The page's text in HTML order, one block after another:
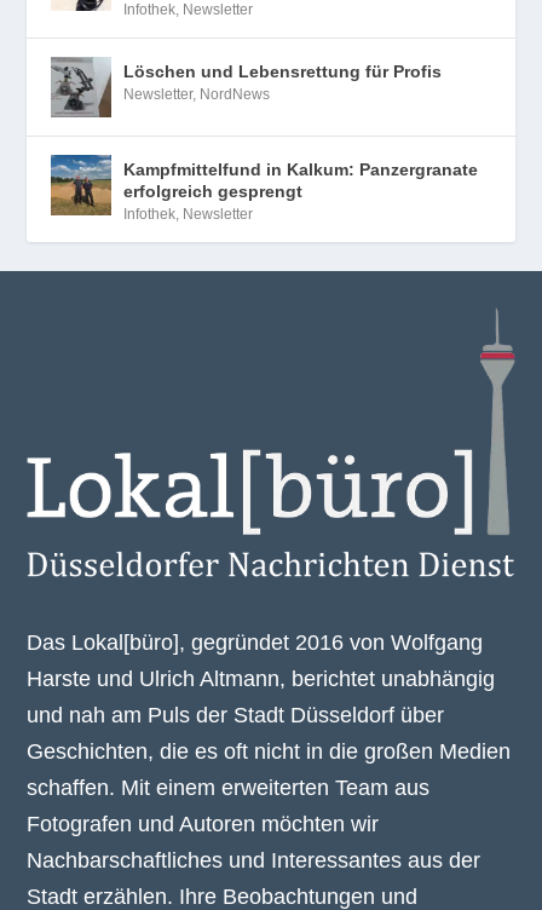
Infothek, Newsletter
Löschen und Lebensrettung für Profis
Newsletter, NordNews
Kampfmittelfund in Kalkum: Panzergranate
erfolgreich gesprengt
Infothek, Newsletter
Das Lokal[büro], gegründet 2016 von Wolfgang
Harste und Ulrich Altmann, berichtet unabhängig
und nah am Puls der Stadt Düsseldorf über
Geschichten, die es oft nicht in die großen Medien
schaffen. Mit einem erweiterten Team aus
Fotografen und Autoren möchten wir
Nachbarschaftliches und Interessantes aus der
Stadt erzählen. Ihre Beobachtungen und